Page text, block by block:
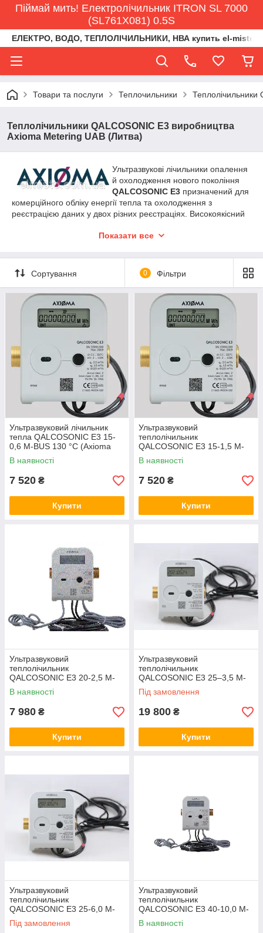
Піймай мить! Електролічильник ITRON SL 7000
(SL761X081) 0.5S
ЕЛЕКТРО, ВОДО, ТЕПЛОЛІЧИЛЬНИКИ, НВА купить el-
Товари та послуги Теплочильники
Теплолічильники QALCOSONIC E3 виробництва
Axioma Metering UAB (Литва)
Ультразвукові лічильники опалення
й охолодження нового покоління
QALCOSONIC E3 призначений для
комерційного обліку енергії тепла та охолодження з
реєстрацією даних у двох різних реєстраціях. Високоякісний
опалення (в житлових будинках, компаніях та організаціях,
Показати все
Сортування 0 Фільтри
Ультразвуковий лічильник
тепла QALCOSONIC E3 15-
0,6 M-BUS 130 °C (Axioma
Metering (Литва)
В наявності
7 520 ₴
Купити
Ультразвуковий
теплолічильник
QALCOSONIC E3 15-1,5 M-
BUS 130 °C Axioma Metering
(Литва)
В наявності
7 520 ₴
Купити
Ультразвуковий
теплолічильник
QALCOSONIC E3 20-2,5 M-
BUS 130 °C (Axioma Metering
(Литва) з монтажним
В наявності
7 980 ₴
Купити
Ультразвуковий
теплолічильник
QALCOSONIC E3 25–3,5 M-
BUS 130 °C (Axioma Metering
(Литва)
Під замовлення
19 800 ₴
Купити
Ультразвуковий
теплолічильник
QALCOSONIC E3 25-6,0 M-
BUS 130 °C (Axioma Metering
(Литва)
Під замовлення
Ультразвуковий
теплолічильник
QALCOSONIC E3 40-10,0 M-
BUS 130 °C (Axioma Metering
(Литва)
В наявності